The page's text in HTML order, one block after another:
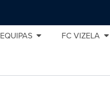
EQUIPAS FC VIZELA